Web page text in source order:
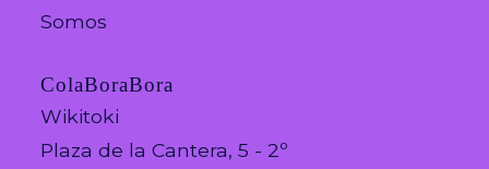
Somos
ColaBoraBora
Wikitoki
Plaza de la Cantera, 5 - 2º